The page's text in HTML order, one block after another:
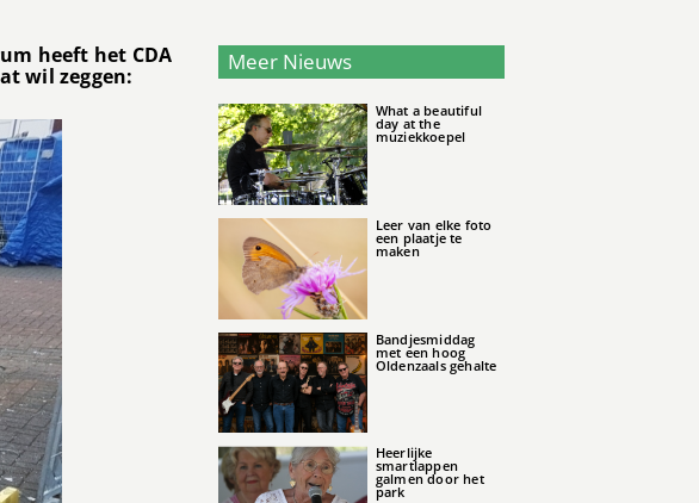
heeft het CDA
wil zeggen:
Meer Nieuws
What a beautiful
day at the
muziekkoepel
Leer van elke foto
een plaatje te
maken
Bandjesmiddag
met een hoog
Oldenzaals gehalte
Heerlijke
smartlappen
galmen door het
park